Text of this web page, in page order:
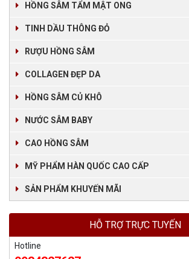
HỒNG SÂM TẨM MẬT ONG
TINH DẦU THÔNG ĐỎ
RƯỢU HỒNG SÂM
COLLAGEN ĐẸP DA
HỒNG SÂM CỦ KHÔ
NƯỚC SÂM BABY
CAO HỒNG SÂM
MỸ PHẨM HÀN QUỐC CAO CẤP
SẢN PHẨM KHUYẾN MÃI
HỖ TRỢ TRỰC TUYẾN
Hotline